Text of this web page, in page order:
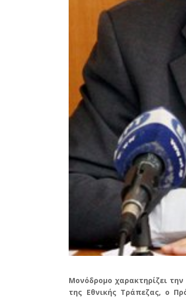
Μονόδρομο χαρακτηρίζει
της Εθνικής Τράπεζας, ο